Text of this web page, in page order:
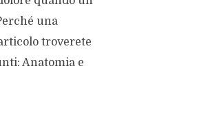
una
troverete
Anatomia e